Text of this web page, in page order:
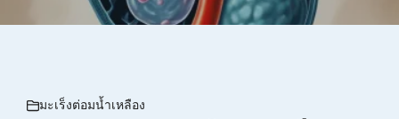
มะเร็งต่อมน้ำเหลือง